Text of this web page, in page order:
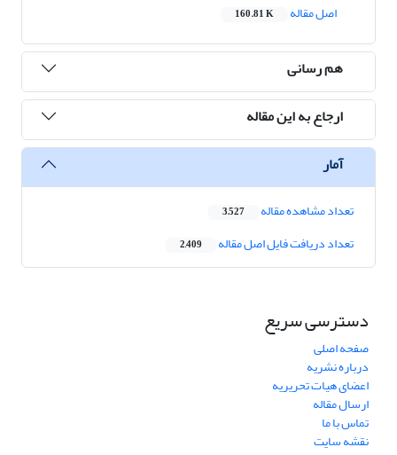
اصل مقاله
160.81 K
هم رسانی
ارجاع به این مقاله
آمار
تعداد مشاهده مقاله 3,527
تعداد دریافت فایل اصل مقاله 2,409
دسترسی سریع
صفحه اصلی
درباره نشریه
اعضای هیات تحریریه
ارسال مقاله
تماس با ما
نقشه سایت